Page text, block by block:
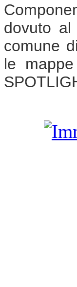
dovuto al
comune
le